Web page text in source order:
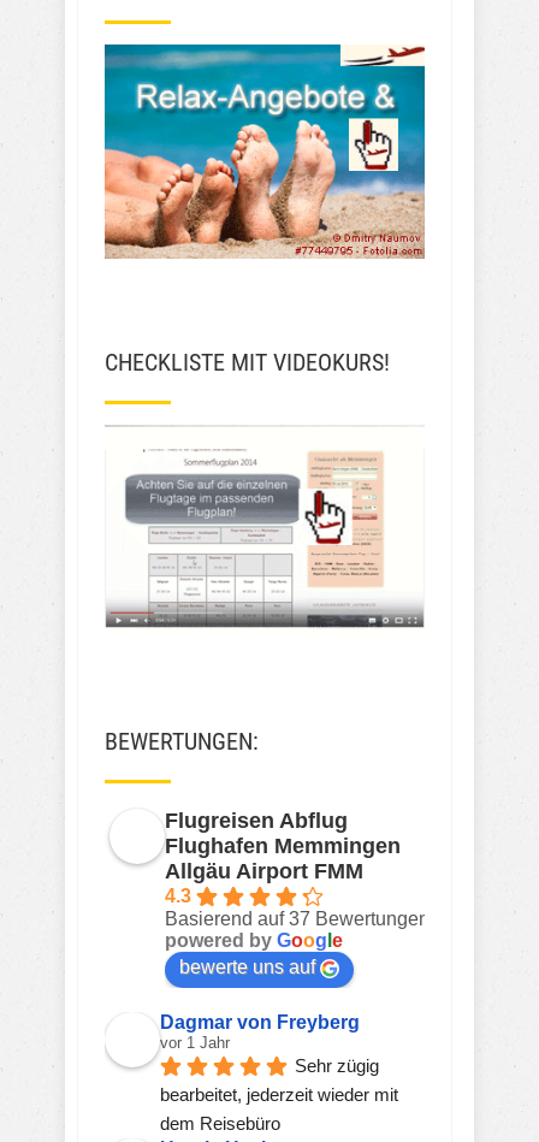
CHECKLISTE MIT VIDEOKURS!
BEWERTUNGEN:
Flugreisen Abflug
Flughafen Memmingen
Allgäu Airport FMM
4.3
Basierend auf 37 Bewertungen
powered by Goog e
bewerte uns auf
Dagmar von Freyberg
vor 1 Jahr
Sehr zügig
bearbeitet, jederzeit wieder mit
dem Reisebüro